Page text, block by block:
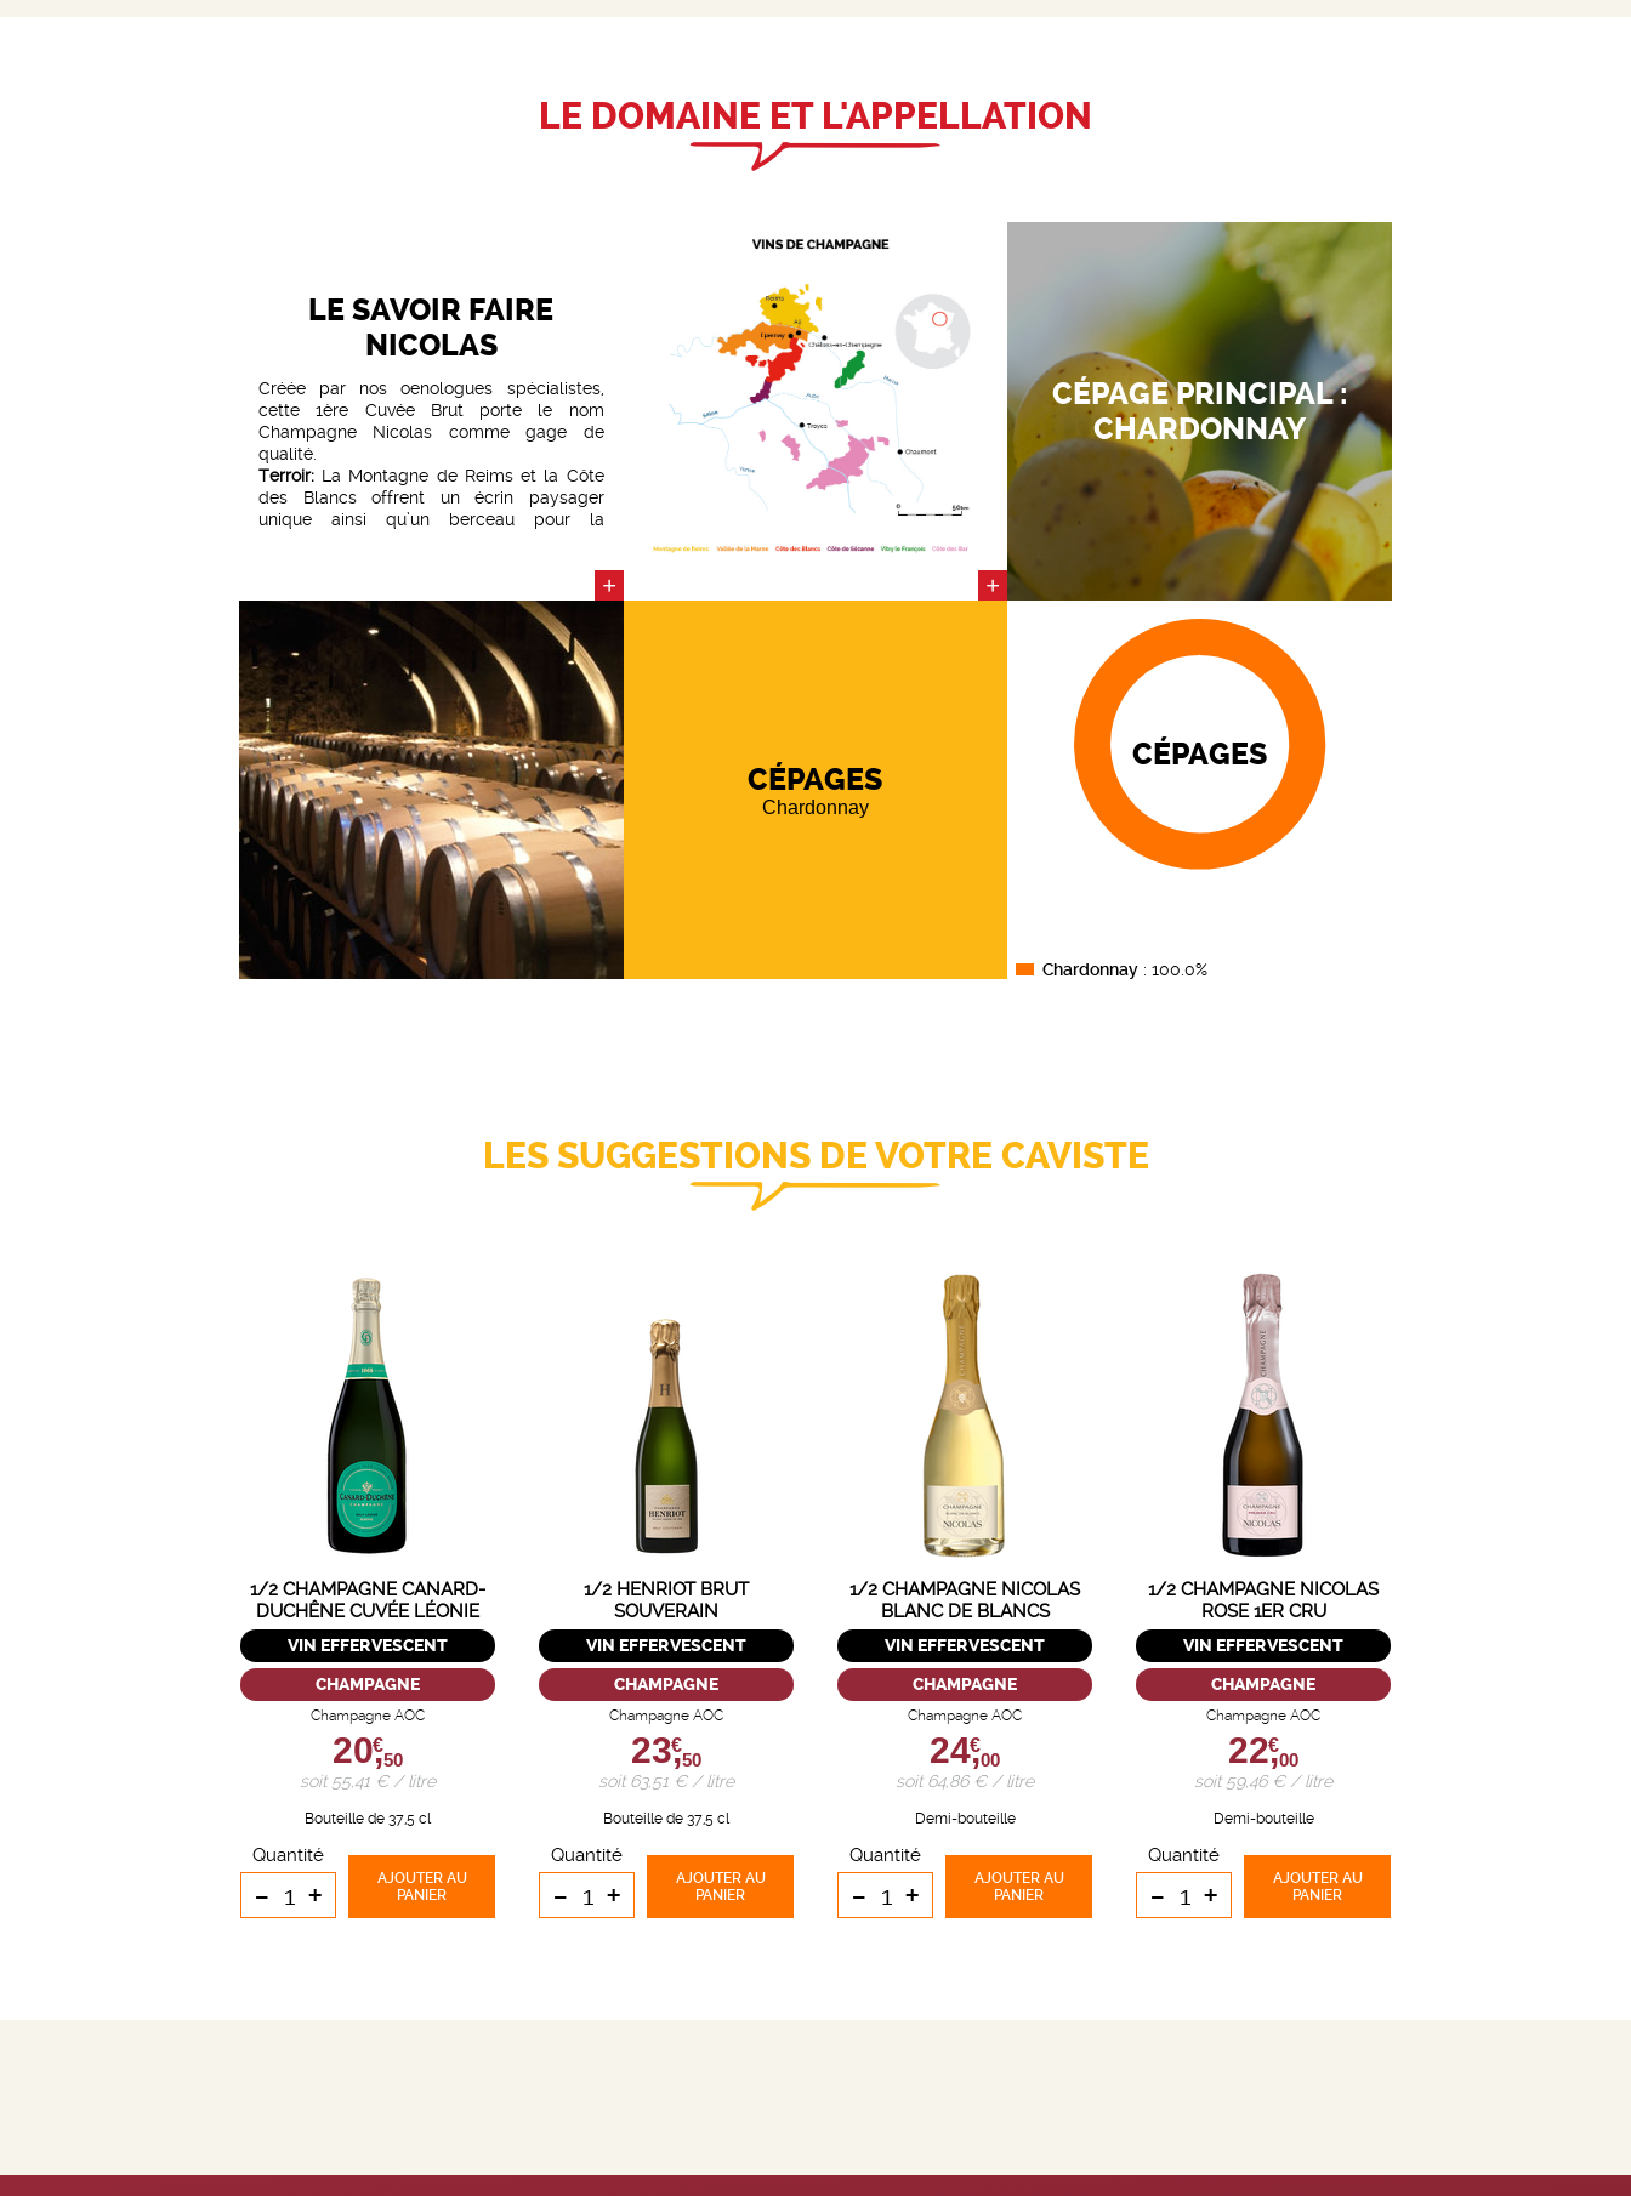
LE DOMAINE ET L'APPELLATION
LE SAVOIR FAIRE
NICOLAS
Créée par nos oenologues spécialistes,
cette 1ère Cuvée Brut porte le nom
Champagne Nicolas comme gage de
qualité.
Terroir: La Montagne de Reims et la Côte
des Blancs offrent un écrin paysager
unique ainsi qu’un berceau pour la
Champagne haut de
gamme.
Vinification:
Elaboré en Méthode
Champenoise, il est assemblé à 65% de
chardonnay et 35% de pinot noir.
+ +
CÉPAGE PRINCIPAL :
CHARDONNAY
CÉPAGES
Chardonnay
CÉPAGES
Chardonnay : 100.0%
LES SUGGESTIONS DE VOTRE CAVISTE
1/2 CHAMPAGNE CANARD-
DUCHÊNE CUVÉE LÉONIE
BRUT
VIN EFFERVESCENT
CHAMPAGNE
Champagne AOC
20,
€
50
soit 55,41 € / litre
Bouteille de 37,5 cl
Quantité
- + AJOUTER AU
PANIER
1/2 HENRIOT BRUT
SOUVERAIN
VIN EFFERVESCENT
CHAMPAGNE
Champagne AOC
23,
€
50
soit 63,51 € / litre
Bouteille de 37,5 cl
Quantité
- + AJOUTER AU
PANIER
1/2 CHAMPAGNE NICOLAS
BLANC DE BLANCS
VIN EFFERVESCENT
CHAMPAGNE
Champagne AOC
24,
€
00
soit 64,86 € / litre
Demi-bouteille
Quantité
- + AJOUTER AU
PANIER
1/2 CHAMPAGNE NICOLAS
ROSE 1ER CRU
VIN EFFERVESCENT
CHAMPAGNE
Champagne AOC
22,
€
00
soit 59,46 € / litre
Demi-bouteille
Quantité
- + AJOUTER AU
PANIER